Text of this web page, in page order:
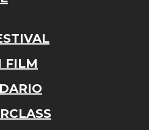
FILM